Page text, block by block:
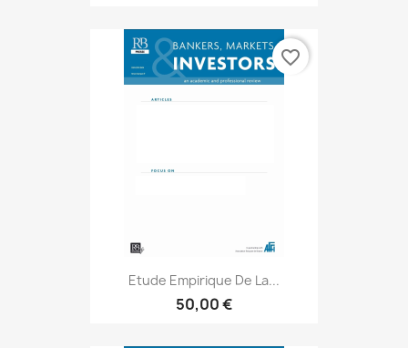
Etude Empirique De La...
50,00 €
favorite_border